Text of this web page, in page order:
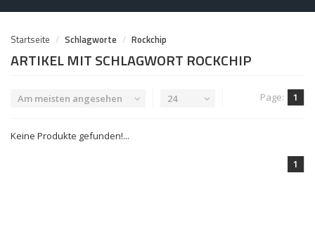
Startseite Schlagworte Rockchip
ARTIKEL MIT SCHLAGWORT ROCKCHIP
Am meisten angesehen 24 Page: 1
Keine Produkte gefunden!...
1